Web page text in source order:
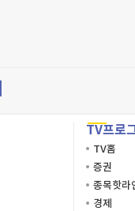
TV프로
TV홈
증권
종목핫라
경제